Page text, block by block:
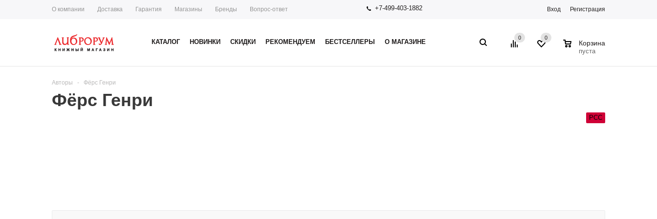
О компании Доставка Гарантия Магазины Бренды Вопрос-ответ +7-499-403-1882 Вход Регистрация
КАТАЛОГ НОВИНКИ СКИДКИ РЕКОМЕНДУЕМ БЕСТСЕЛЛЕРЫ О МАГАЗИНЕ
0 0
Корзина
пуста
Авторы - Фёрс Генри
Фёрс Генри
РСС